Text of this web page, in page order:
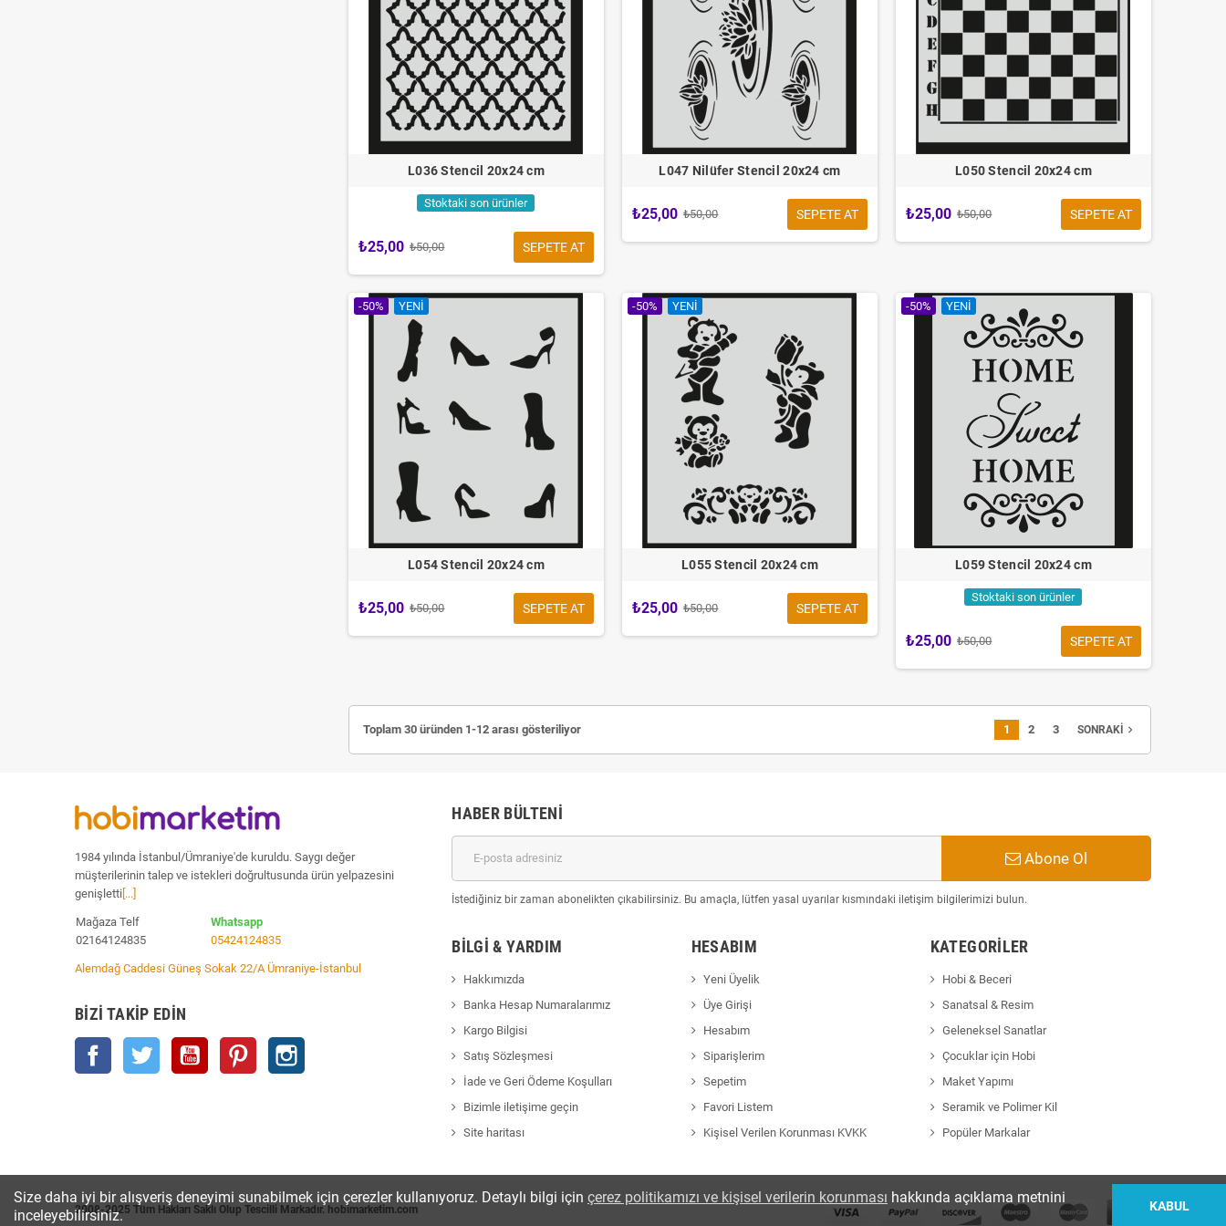
L036 Stencil 20x24 cm
Stoktaki son ürünler
₺25,00 ₺50,00 SEPETE AT
L047 Nilüfer Stencil 20x24 cm
₺25,00 ₺50,00 SEPETE AT
L050 Stencil 20x24 cm
₺25,00 ₺50,00 SEPETE AT
-50% YENI
L054 Stencil 20x24 cm
₺25,00 ₺50,00 SEPETE AT
-50% YENI
L055 Stencil 20x24 cm
₺25,00 ₺50,00 SEPETE AT
-50% YENI
L059 Stencil 20x24 cm
Stoktaki son ürünler
₺25,00 ₺50,00 SEPETE AT
Toplam 30 üründen 1-12 arası gösteriliyor 1 2 3 SONRAKI navigate_next
1984 yılında İstanbul/Ümraniye'de kuruldu. Saygı değer
müşterilerinin talep ve istekleri doğrultusunda ürün yelpazesini
genişletti [...]
Mağaza Telf
02164124835
Whatsapp
05424124835
Alemdağ Caddesi Güneş Sokak 22/A Ümraniye-İstanbul
BIZI TAKIP EDIN
Facebook Twitter YouTube Pinterest
HABER BÜLTENI
Abone Ol
İstediğiniz bir zaman abonelikten çıkabilirsiniz. Bu amaçla, lütfen yasal uyarılar kısmındaki iletişim bilgilerimizi bulun.
BILGI & YARDIM
Hakkımızda
Banka Hesap Numaralarımız
Kargo Bilgisi
Satış Sözleşmesi
İade ve Geri Ödeme Koşulları
Bizimle iletişime geçin
Site haritası
HESABIM
Yeni Üyelik
Üye Girişi
Hesabım
Siparişlerim
Sepetim
Favori Listem
Kişisel Verilen Korunması KVKK
KATEGORILER
Hobi & Beceri
Sanatsal & Resim
Geleneksel Sanatlar
Çocuklar için Hobi
Maket Yapımı
Seramik ve Polimer Kil
Popüler Markalar
2008-2025 Tüm Hakları Saklı Olup Tescilli Markadır. hobimarketim.com
Size daha iyi bir alışveriş deneyimi sunabilmek için çerezler kullanıyoruz. Detaylı bilgi için çerez politikamızı ve kişisel verilerin korunması hakkında açıklama metnini
inceleyebilirsiniz.
KABUL